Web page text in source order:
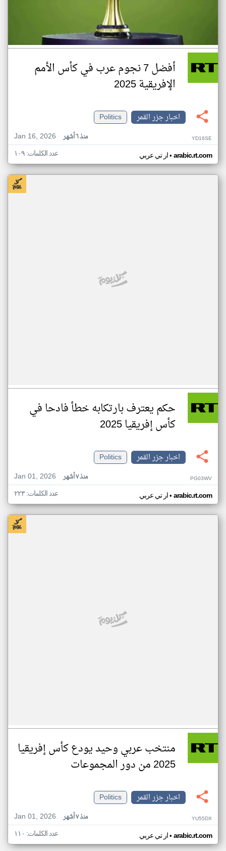
أفضل 7 نجوم عرب في كأس الأمم
الإفريقية 2025
اخبار جزر القمر
Politics
Jan 16, 2026
منذ ٦ أشهر YD16SE
ار تي عربي• arabic.rt.com عدد الكلمات: ١٠٩
حكم يعترف بارتكابه خطأ فادحا في
كأس إفريقيا 2025
اخبار جزر القمر
Politics
Jan 01, 2026
منذ ٧ أشهر PG03WV
ار تي عربي• arabic.rt.com عدد الكلمات: ٢٢٣
منتخب عربي وحيد يودع كأس إفريقيا
2025 من دور المجموعات
اخبار جزر القمر
Politics
Jan 01, 2026
منذ ٧ أشهر YU55DX
ار تي عربي• arabic.rt.com عدد الكلمات: ١١٠